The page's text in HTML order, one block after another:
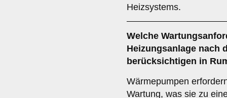
Heizsystems.
Welche
Heizungsanlage nach
berücksichtigen in
Wärmepumpen
Wartung, was sie zu